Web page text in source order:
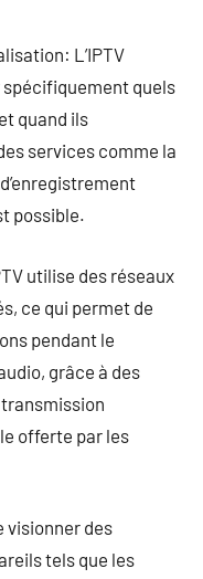
L’IPTV
quels
quand ils
services comme la
possible.
utilise des réseaux
ce qui permet de
pendant le
grâce à des
offerte par les
visionner des
tels que les